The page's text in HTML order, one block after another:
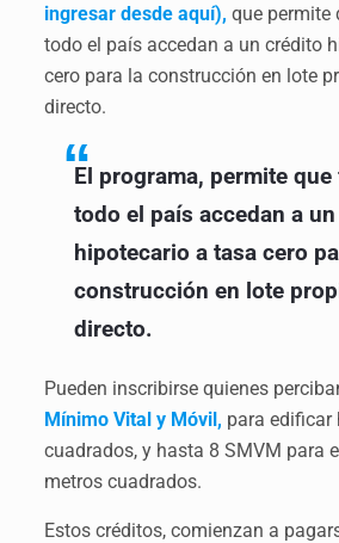
ingresar desde aquí), que permite
todo el país accedan a un crédito
cero para la construcción en lote
directo.
El programa, permite
todo el país accedan a
hipotecario a tasa cero
construcción en lote
directo.
Pueden inscribirse quienes
Mínimo Vital y Móvil, para edificar
cuadrados, y hasta 8 SMVM para
metros cuadrados.
Estos créditos, comienzan a